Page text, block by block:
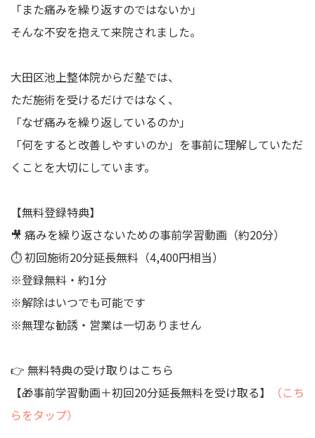
「また痛みを繰り返すのではないか」
そんな不安を抱えて来院されました。
大田区池上整体院からだ塾では、
ただ施術を受けるだけではなく、
「なぜ痛みを繰り返しているのか」
「何をすると改善しやすいのか」を事前に理解していただ
くことを大切にしています。
【無料登録特典】
🎥 痛みを繰り返さないための事前学習動画（約20分）
⏱ 初回施術20分延長無料（4,400円相当）
※登録無料・約1分
※解除はいつでも可能です
※無理な勧誘・営業は一切ありません
👉 無料特典の受け取りはこちら
【🎁事前学習動画＋初回20分延長無料を受け取る】
（こち
らをタップ）